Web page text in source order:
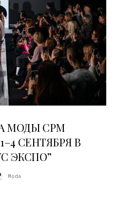
МОДЫ CPM
СЕНТЯБРЯ В
ЭКСПО”
Moda